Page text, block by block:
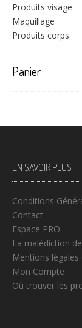
Produits visage
Maquillage
Produits corps
Panier
EN SAVOIR PLUS
Conditions
Contact
Espace PRO
La malédiction
Mentions légales
Mon Compte
Où trouver les